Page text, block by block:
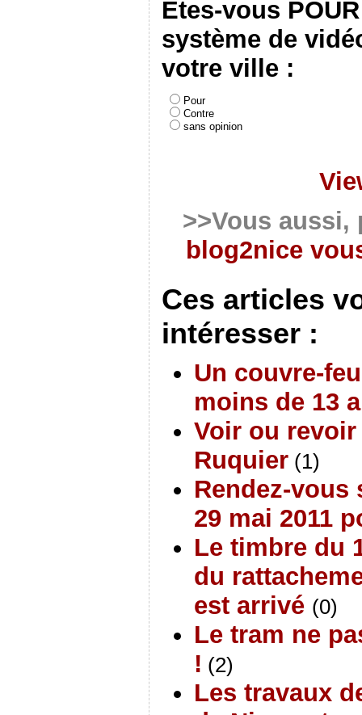
Etes-vous
système de
votre ville :
Pour
Contre
sans opinion
>>Vous aussi,
blog2nice
Ces articles
intéresser :
Un couvre-
moins de 13
Voir ou
Ruquier(1)
Rendez-vous
29 mai 2011
Le timbre du
du
est arrivé (0)
Le tram ne
! (2)
Les travaux